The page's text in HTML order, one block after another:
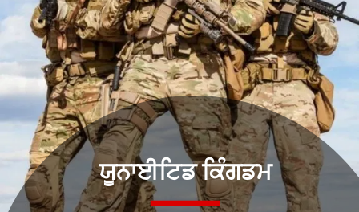
ਯੂਨਾਈਟਿਡ ਕਿੰਗਡਮ